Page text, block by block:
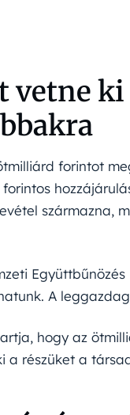
vetne ki
forintot
származna,
A
hogy az
a részüket a